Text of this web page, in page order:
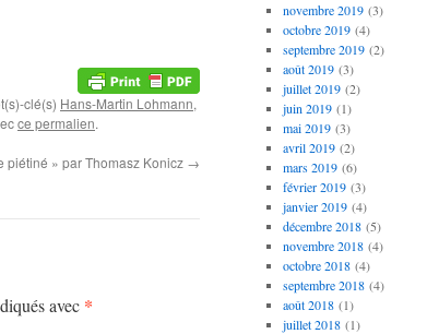
clé(s) Hans-Martin Lohmann,
ce permalien.
piétiné » par Thomasz Konicz →
avec *
novembre 2019(3)
octobre 2019(4)
septembre 2019(2)
août 2019(3)
juillet 2019(2)
juin 2019(1)
mai 2019(3)
avril 2019(2)
mars 2019(6)
février 2019(3)
janvier 2019(4)
décembre 2018(5)
novembre 2018(4)
octobre 2018(4)
septembre 2018(4)
août 2018(1)
juillet 2018(1)